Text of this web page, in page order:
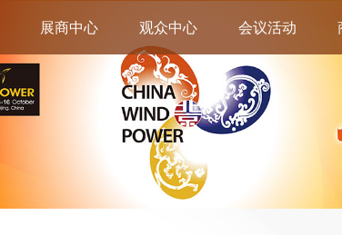
展商中心 观众中心 会议活动